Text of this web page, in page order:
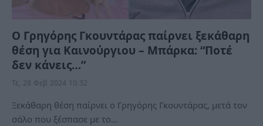
Ο Γρηγόρης Γκουντάρας παίρνει ξεκάθαρη
θέση για Καινούργιου – Μπάρκα: “Ποτέ
δεν κάνεις…”
Τε, 28 Φεβ 2024 10:32
Ξεκάθαρη θέση παίρνει ο Γρηγόρης Γκουντάρας, μετά τον
σάλο που ξέσπασε με το…